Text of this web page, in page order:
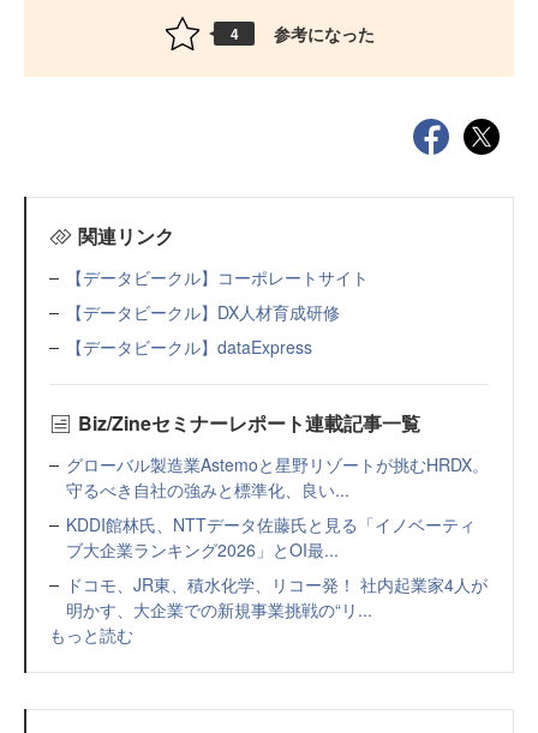
4 参考になった
関連リンク
【データビークル】コーポレートサイト
【データビークル】DX人材育成研修
【データビークル】dataExpress
Biz/Zineセミナーレポート連載記事一覧
グローバル製造業Astemoと星野リゾートが挑むHRDX。
守るべき自社の強みと標準化、良い...
KDDI館林氏、NTTデータ佐藤氏と見る「イノベーティ
ブ大企業ランキング2026」とOI最...
ドコモ、JR東、積水化学、リコー発！ 社内起業家4人が
明かす、大企業での新規事業挑戦の“リ...
もっと読む